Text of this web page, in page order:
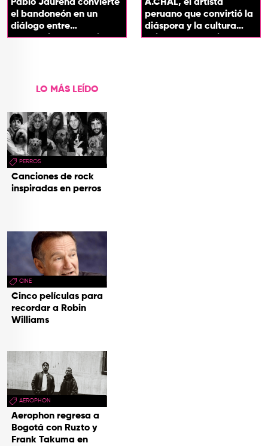
Pablo Jaurena convierte
el bandoneón en un
diálogo entre
generaciones con el
A.CHAL, el artista
peruano que convirtió la
diáspora y la cultura
chicha en su sonido
LO MÁS LEÍDO
PERROS
Canciones de rock
inspiradas en perros
CINE
Cinco películas para
recordar a Robin
Williams
AEROPHON
Aerophon regresa a
Bogotá con Ruzto y
Frank Takuma en